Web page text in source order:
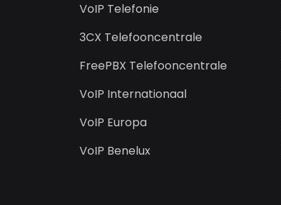
VoIP Telefonie
3CX Telefooncentrale
FreePBX Telefooncentrale
VoIP Internationaal
VoIP Europa
VoIP Benelux